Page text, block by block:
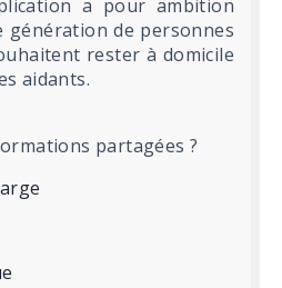
a pour ambition
génération de personnes
rester à domicile
aidants.
partagées ?